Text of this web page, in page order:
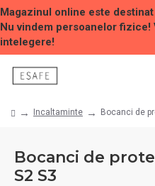
Magazinul online este
Nu vindem persoanelor fizice!
intelegere!
Incaltaminte Bocanci de
Bocanci de
S2 S3